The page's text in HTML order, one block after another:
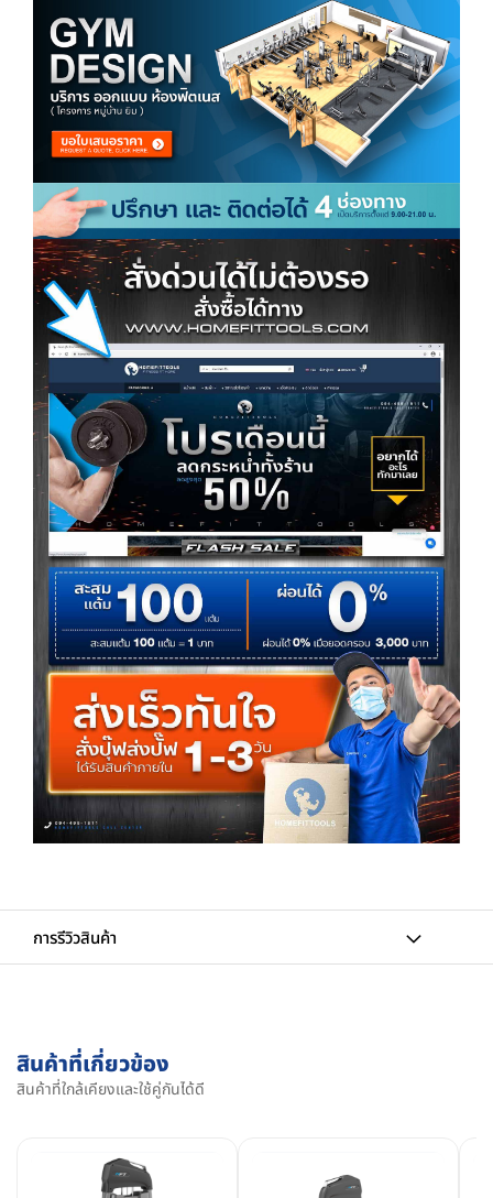
การรีวิวสินค้า
สินค้าที่เกี่ยวข้อง
สินค้าที่ใกล้เคียงและใช้คู่กันได้ดี